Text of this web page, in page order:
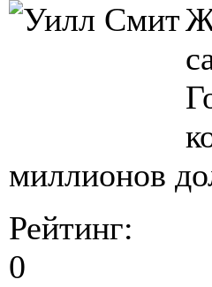
миллионов
Рейтинг:
0